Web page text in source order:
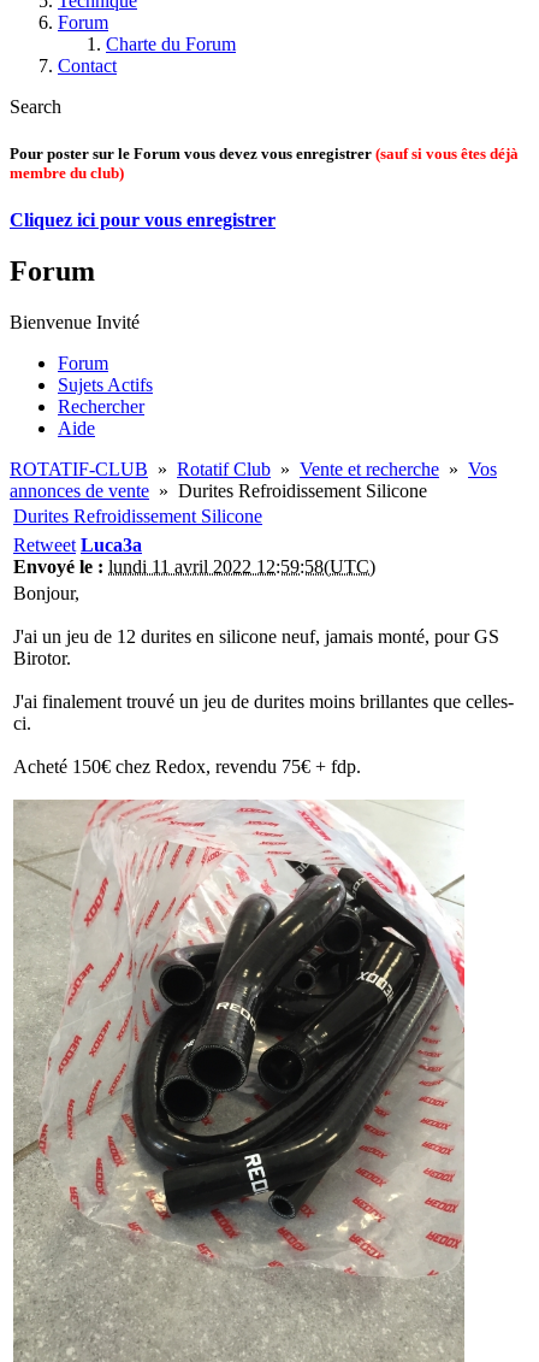
Forum
Charte du Forum
Contact
Search
Pour poster sur le Forum vous devez vous enregistrer (sauf si vous êtes déjà
membre du club)
Cliquez ici pour vous enregistrer
Forum
Bienvenue Invité
Forum
Sujets Actifs
Rechercher
Aide
ROTATIF-CLUB » Rotatif Club » Vente et recherche » Vos
annonces de vente » Durites Refroidissement Silicone
Durites Refroidissement Silicone
Retweet Luca3a
Envoyé le : lundi 11 avril 2022 12:59:58(UTC)
Bonjour,
J'ai un jeu de 12 durites en silicone neuf, jamais monté, pour GS
Birotor.
J'ai finalement trouvé un jeu de durites moins brillantes que celles-
ci.
Acheté 150€ chez Redox, revendu 75€ + fdp.